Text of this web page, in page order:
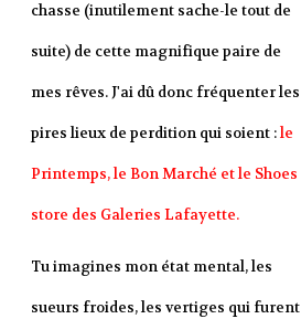
chasse (inutilement sache-le tout de
suite) de cette magnifique paire de
mes rêves. J'ai dû donc fréquenter les
pires lieux de perdition qui soient :le
Printemps, le Bon Marché et le Shoes
store des Galeries Lafayette.
Tu imagines mon état mental, les
sueurs froides, les vertiges qui furent